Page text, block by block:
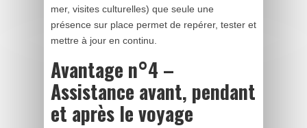
mer, visites culturelles) que seule une
présence sur place permet de repérer, tester et
mettre à jour en continu.
Avantage n°4 –
Assistance avant, pendant
et après le voyage